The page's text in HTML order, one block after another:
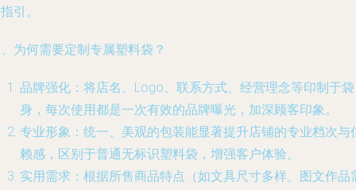
引。
为何需要定制专属塑料袋？
品牌强化 ：将店名、Logo、联系方式、经营理念等印制于袋
身，每次使用都是一次有效的品牌曝光，加深顾客印象。
专业形象 ：统一、美观的包装能显著提升店铺的专业档次与
赖感，区别于普通无标识塑料袋，增强客户体验。
实用需求 ：根据所售商品特点（如文具尺寸多样、图文作品